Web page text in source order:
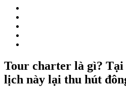
Tour charter là gì? Tại
lịch này lại thu hút